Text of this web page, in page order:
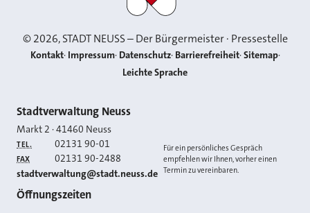
©2026, STADT NEUSS – Der Bürgermeister · Pressestelle
Kontakt Impressum Datenschutz Barrierefreiheit Sitemap
Leichte Sprache
Kontakt
Stadtverwaltung Neuss
Markt 2 ·41460 Neuss
TEL. 02131 90-01
FAX 02131 90-2488
E-MAIL
stadtverwaltung@stadt.neuss.de
Für ein persönliches Gespräch
empfehlen wir Ihnen, vorher einen
Termin zu vereinbaren.
Öffnungszeiten